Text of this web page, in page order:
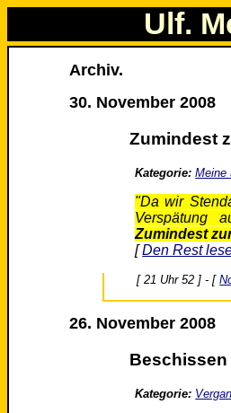
Ulf.
Archiv.
30. November 2008
Zumindest
Kategorie: Meine
"Da wir
Verspätung
Zumindest
[Den Rest
[ 21 Uhr 52 ] - [
26. November 2008
Beschissen
Kategorie: